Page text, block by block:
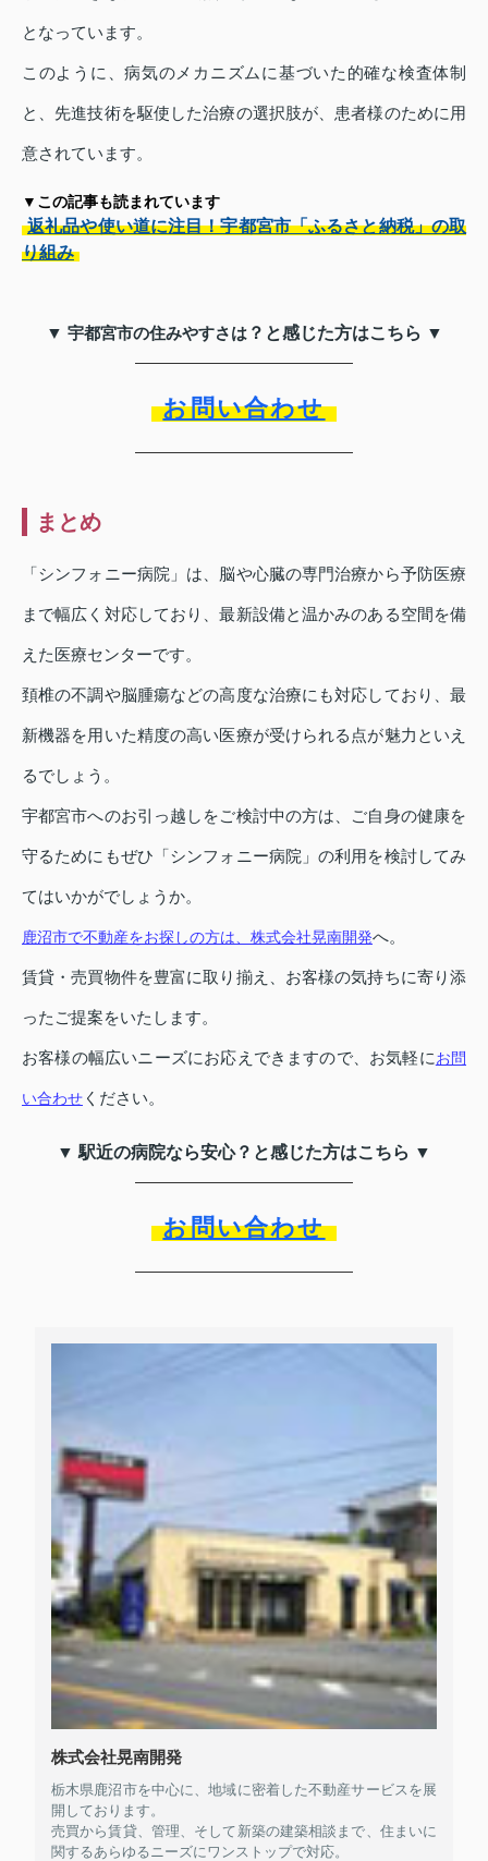
となっています。
このように、病気のメカニズムに基づいた的確な検査体制
と、先進技術を駆使した治療の選択肢が、患者様のために用
意されています。
▼この記事も読まれています
返礼品や使い道に注目！宇都宮市「ふるさと納税」の取
り組み
▼ 宇都宮市の住みやすさは？と感じた方はこちら ▼
お問い合わせ
まとめ
「シンフォニー病院」は、脳や心臓の専門治療から予防医療
まで幅広く対応しており、最新設備と温かみのある空間を備
えた医療センターです。
頚椎の不調や脳腫瘍などの高度な治療にも対応しており、最
新機器を用いた精度の高い医療が受けられる点が魅力といえ
るでしょう。
宇都宮市へのお引っ越しをご検討中の方は、ご自身の健康を
守るためにもぜひ「シンフォニー病院」の利用を検討してみ
てはいかがでしょうか。
鹿沼市で不動産をお探しの方は、株式会社晃南開発へ。
賃貸・売買物件を豊富に取り揃え、お客様の気持ちに寄り添
ったご提案をいたします。
お客様の幅広いニーズにお応えできますので、お気軽にお問
い合わせ ください。
▼ 駅近の病院なら安心？と感じた方はこちら ▼
お問い合わせ
株式会社晃南開発
栃木県鹿沼市を中心に、地域に密着した不動産サービスを展
開しております。
売買から賃貸、管理、そして新築の建築相談まで、住まいに
関するあらゆるニーズにワンストップで対応。